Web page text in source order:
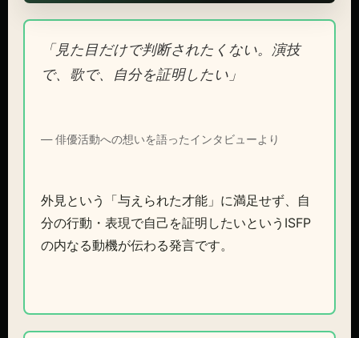
「見た目だけで判断されたくない。演技
で、歌で、自分を証明したい」
— 俳優活動への想いを語ったインタビューより
外見という「与えられた才能」に満足せず、自
分の行動・表現で自己を証明したいというISFP
の内なる動機が伝わる発言です。